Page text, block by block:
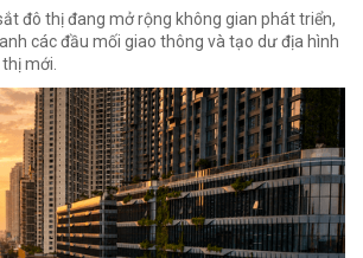
đô thị đang mở rộng không gian phát triển,
các đầu mối giao thông và tạo dư địa hình
mới.